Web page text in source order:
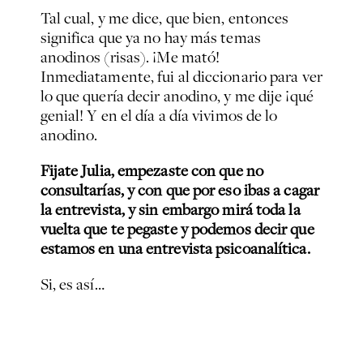
Tal cual, y me dice, que bien, entonces
significa que ya no hay más temas
anodinos (risas). ¡Me mató!
Inmediatamente, fui al diccionario para ver
lo que quería decir anodino, y me dije ¡qué
genial! Y en el día a día vivimos de lo
anodino.
Fijate Julia, empezaste con que no
consultarías, y con que por eso ibas a cagar
la entrevista, y sin embargo mirá toda la
vuelta que te pegaste y podemos decir que
estamos en una entrevista psicoanalítica.
Si, es así…